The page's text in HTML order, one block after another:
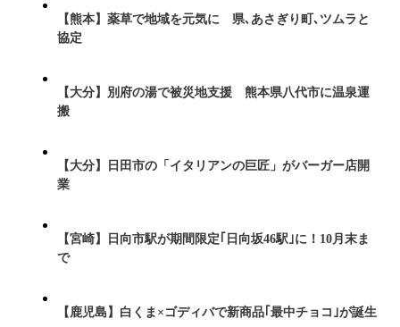
【熊本】薬草で地域を元気に 県､あさぎり町､ツムラと
協定
【大分】別府の湯で被災地支援 熊本県八代市に温泉運
搬
【大分】日田市の「イタリアンの巨匠」がバーガー店開
業
【宮崎】日向市駅が期間限定｢日向坂46駅｣に！10月末ま
で
【鹿児島】白くま×ゴディバで新商品｢最中チョコ｣が誕生